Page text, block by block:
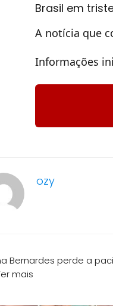
Brasil em
A notícia que
Informações
ozy
Bernardes perde a
mais